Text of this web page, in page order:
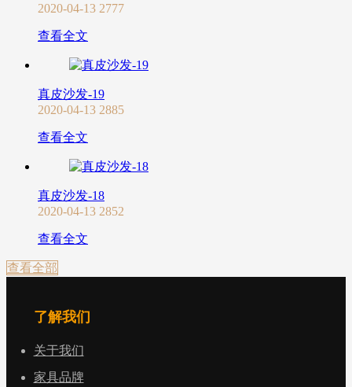
2020-04-13 2777
查看全文
真皮沙发-19
2020-04-13 2885
查看全文
真皮沙发-18
2020-04-13 2852
查看全文
查看全部
了解我们
关于我们
家具品牌